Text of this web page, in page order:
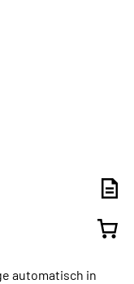
automatisch in